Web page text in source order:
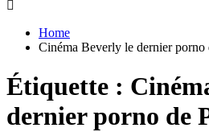
Home
Cinéma Beverly le dernier porno
Étiquette :
dernier porno de